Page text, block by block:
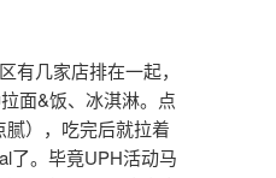
有几家店排在一起，
面&饭、冰淇淋。点
），吃完后就拉着
了。毕竟UPH活动马